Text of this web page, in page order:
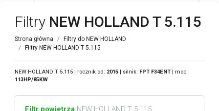
Filtry NEW HOLLAND T 5.115
Strona główna
Filtry do NEW HOLLAND
Filtry NEW HOLLAND T 5.115
NEW HOLLAND T 5.115 | rocznik od: 2015 | silnik: FPT F34ENT | moc:
113HP/85KW
Filtr powietrza NEW HOLLAND T 5.115